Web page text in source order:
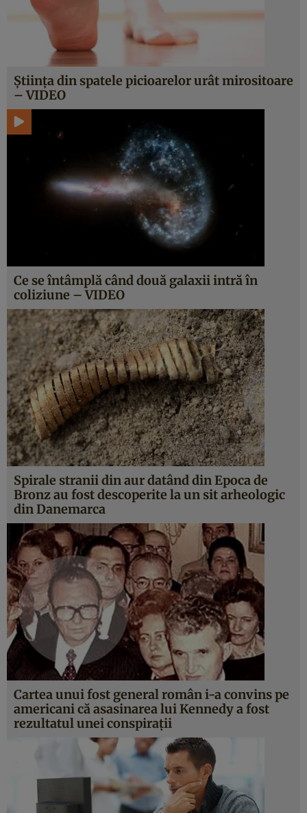
Ştiinţa din spatele picioarelor urât mirositoare
– VIDEO
Ce se întâmplă când două galaxii intră în
coliziune – VIDEO
Spirale stranii din aur datând din Epoca de
Bronz au fost descoperite la un sit arheologic
din Danemarca
Cartea unui fost general român i-a convins pe
americani că asasinarea lui Kennedy a fost
rezultatul unei conspiraţii